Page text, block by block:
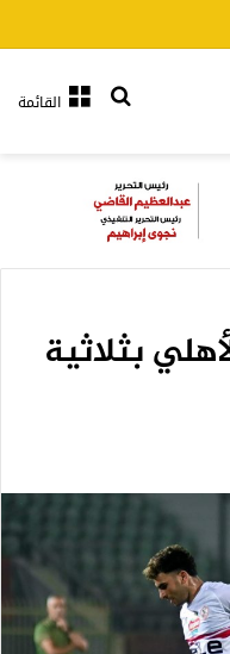
القائمةبحث عن
بثلاثية